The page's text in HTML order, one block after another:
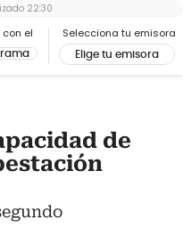
con el Selecciona tu emisora
Elige tu emisora
22:30
de